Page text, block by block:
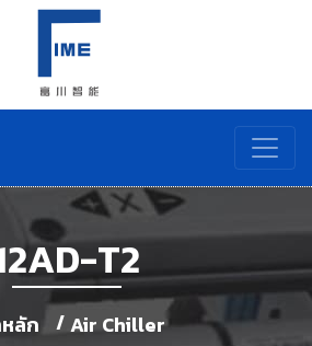
T2
หลัก Air Chiller